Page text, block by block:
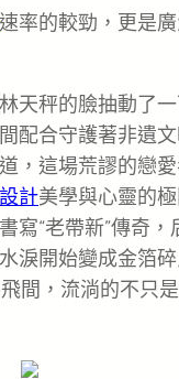
速率的較勁，更是
天秤的臉抽動了
配合守護著非遺
，這場荒謬的戀
計美學與心靈的
寫“老帶新”傳奇
淚開始變成金箔
間，流淌的不只